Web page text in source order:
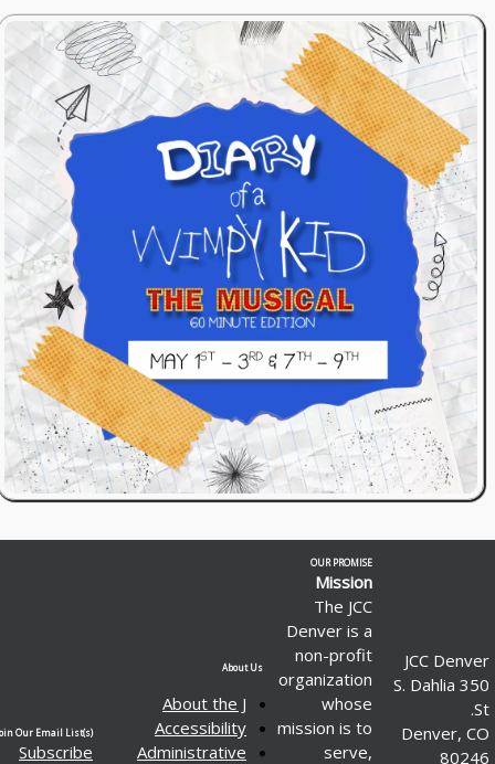
350
Denver is a
non-profit
organization
mission is to
serve,
About Us
About the J
Accessibility
Administrative
Join Our Email List(s)
Subscribe